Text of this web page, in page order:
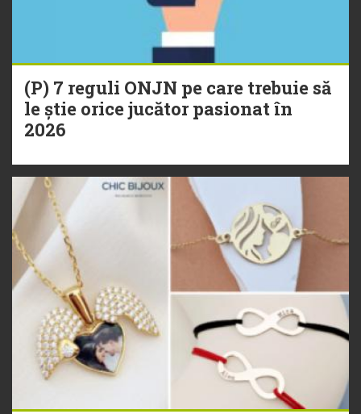
(P) 7 reguli ONJN pe care trebuie să
le știe orice jucător pasionat în
2026